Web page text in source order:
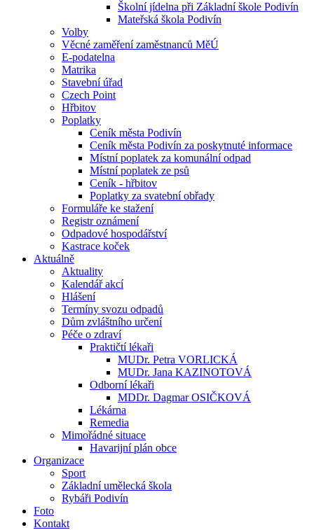
Školní jídelna při Základní škole Podivín
Mateřská škola Podivín
Volby
Věcné zaměření zaměstnanců MěÚ
E-podatelna
Matrika
Stavební úřad
Czech Point
Hřbitov
Poplatky
Ceník města Podivín
Ceník města Podivín za poskytnuté informace
Místní poplatek za komunální odpad
Místní poplatek ze psů
Ceník - hřbitov
Poplatky za svatební obřady
Formuláře ke stažení
Registr oznámení
Odpadové hospodářství
Kastrace koček
Aktuálně
Aktuality
Kalendář akcí
Hlášení
Termíny svozu odpadů
Dům zvláštního určení
Péče o zdraví
Praktičtí lékaři
MUDr. Petra VORLICKÁ
MUDr. Jana KAZINOTOVÁ
Odborní lékaři
MDDr. Dagmar OSIČKOVÁ
Lékárna
Remedia
Mimořádné situace
Havarijní plán obce
Organizace
Sport
Základní umělecká škola
Rybáři Podivín
Foto
Kontakt